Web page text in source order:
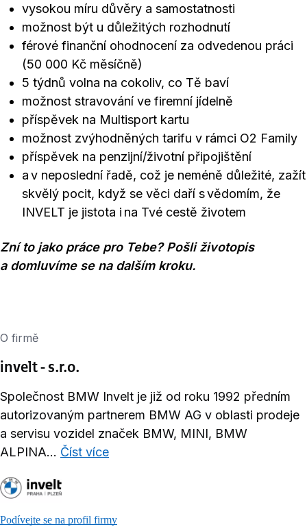
vysokou míru důvěry a samostatnosti
možnost být u důležitých rozhodnutí
férové finanční ohodnocení za odvedenou práci
(50 000 Kč měsíčně)
5 týdnů volna na cokoliv, co Tě baví
možnost stravování ve firemní jídelně
příspěvek na Multisport kartu
možnost zvýhodněných tarifu v rámci O2 Family
příspěvek na penzijní/životní připojištění
a v neposlední řadě, což je neméně důležité, zažít
skvělý pocit, když se věci daří s vědomím, že
INVELT je jistota i na Tvé cestě životem
Zní to jako práce pro Tebe? Pošli životopis
a domluvíme se na dalším kroku.
O firmě
invelt - s.r.o.
Společnost BMW Invelt je již od roku 1992 předním
autorizovaným partnerem BMW AG v oblasti prodeje
a servisu vozidel značek BMW, MINI, BMW
ALPINA... Číst více
Podívejte se na profil firmy